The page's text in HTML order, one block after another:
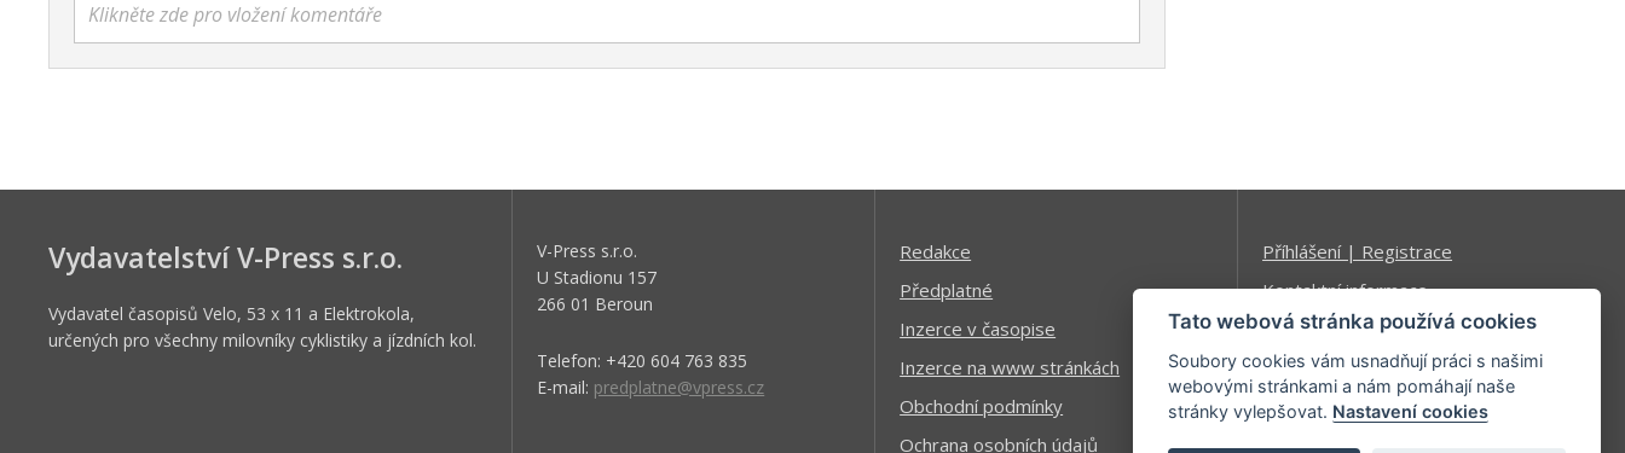
Klikněte zde pro vložení komentáře
Vydavatelství V-Press s.r.o.
Vydavatel časopisů Velo, 53 x 11 a Elektrokola,
určených pro všechny milovníky cyklistiky a jízdních kol.
V-Press s.r.o.
U Stadionu 157
266 01 Beroun
Telefon: +420 604 763 835
E-mail: predplatne@vpress.cz
Redakce
Předplatné
Inzerce v časopise
Inzerce na www stránkách
Obchodní podmínky
Ochrana osobních údajů
Příhlášení | Registrace
Kontaktní informace
Mapa stránek
Tato webová stránka používá cookies
Soubory cookies vám usnadňují práci s našimi
webovými stránkami a nám pomáhají naše
stránky vylepšovat. Nastavení cookies